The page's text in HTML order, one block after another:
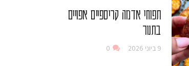
תפוחי אדמה קריספיים אפויים
בתנור
9 ביוני 2026 0